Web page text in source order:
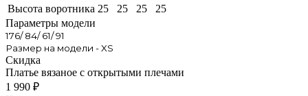
Высота воротника 25 25 25
25
Параметры модели
176/ 84/ 61/ 91
Размер на модели - XS
Скидка
Платье вязаное с открытыми плечами
1 990 ₽